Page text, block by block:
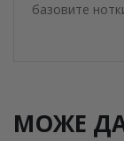
базовите
МОЖЕ